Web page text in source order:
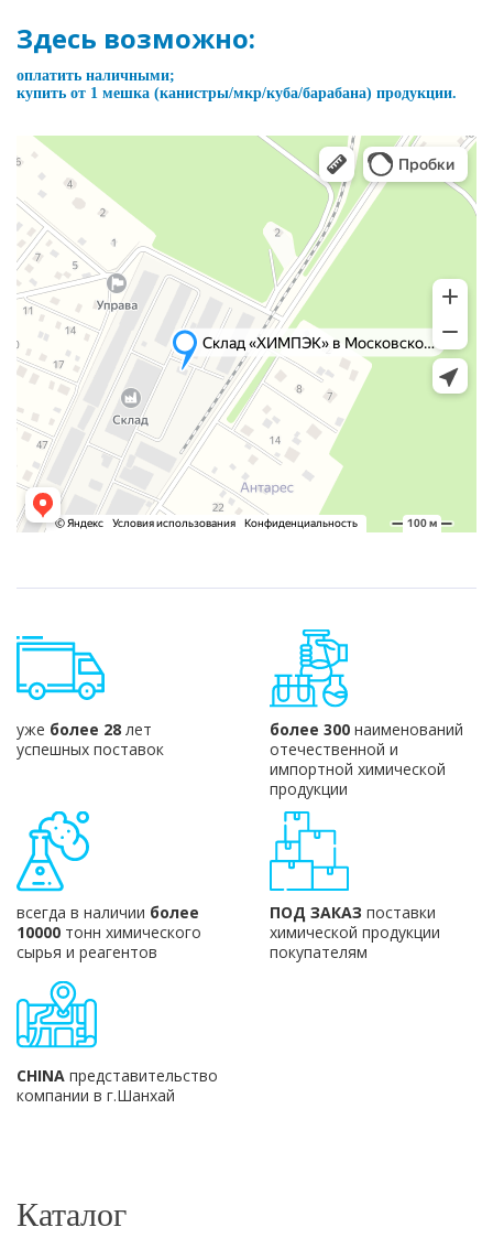
Здесь возможно:
оплатить наличными;
купить от 1 мешка (канистры/мкр/куба/барабана) продукции.
уже более 28 лет
успешных поставок
более 300наименований
отечественной и
импортной химической
продукции
всегда в наличии более
10000 тонн химического
сырья и реагентов
ПОД ЗАКАЗ поставки
химической продукции
покупателям
CHINA представительство
компании в г.Шанхай
Каталог